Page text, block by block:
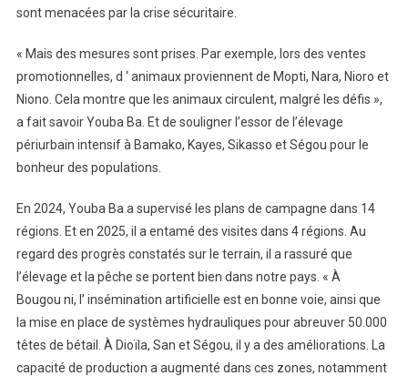
sont menacées par la crise sécuritaire.
« Mais des mesures sont prises. Par exemple, lors des ventes
promotionnelles, d ‘ animaux proviennent de Mopti, Nara, Nioro et
Niono. Cela montre que les animaux circulent, malgré les défis »,
a fait savoir Youba Ba. Et de souligner l’essor de l’élevage
périurbain intensif à Bamako, Kayes, Sikasso et Ségou pour le
bonheur des populations.
En 2024, Youba Ba a supervisé les plans de campagne dans 14
régions. Et en 2025, il a entamé des visites dans 4 régions. Au
regard des progrès constatés sur le terrain, il a rassuré que
l’élevage et la pêche se portent bien dans notre pays. « À
Bougou ni, l’ insémination artificielle est en bonne voie, ainsi que
la mise en place de systèmes hydrauliques pour abreuver 50.000
têtes de bétail. À Dioïla, San et Ségou, il y a des améliorations. La
capacité de production a augmenté dans ces zones, notamment